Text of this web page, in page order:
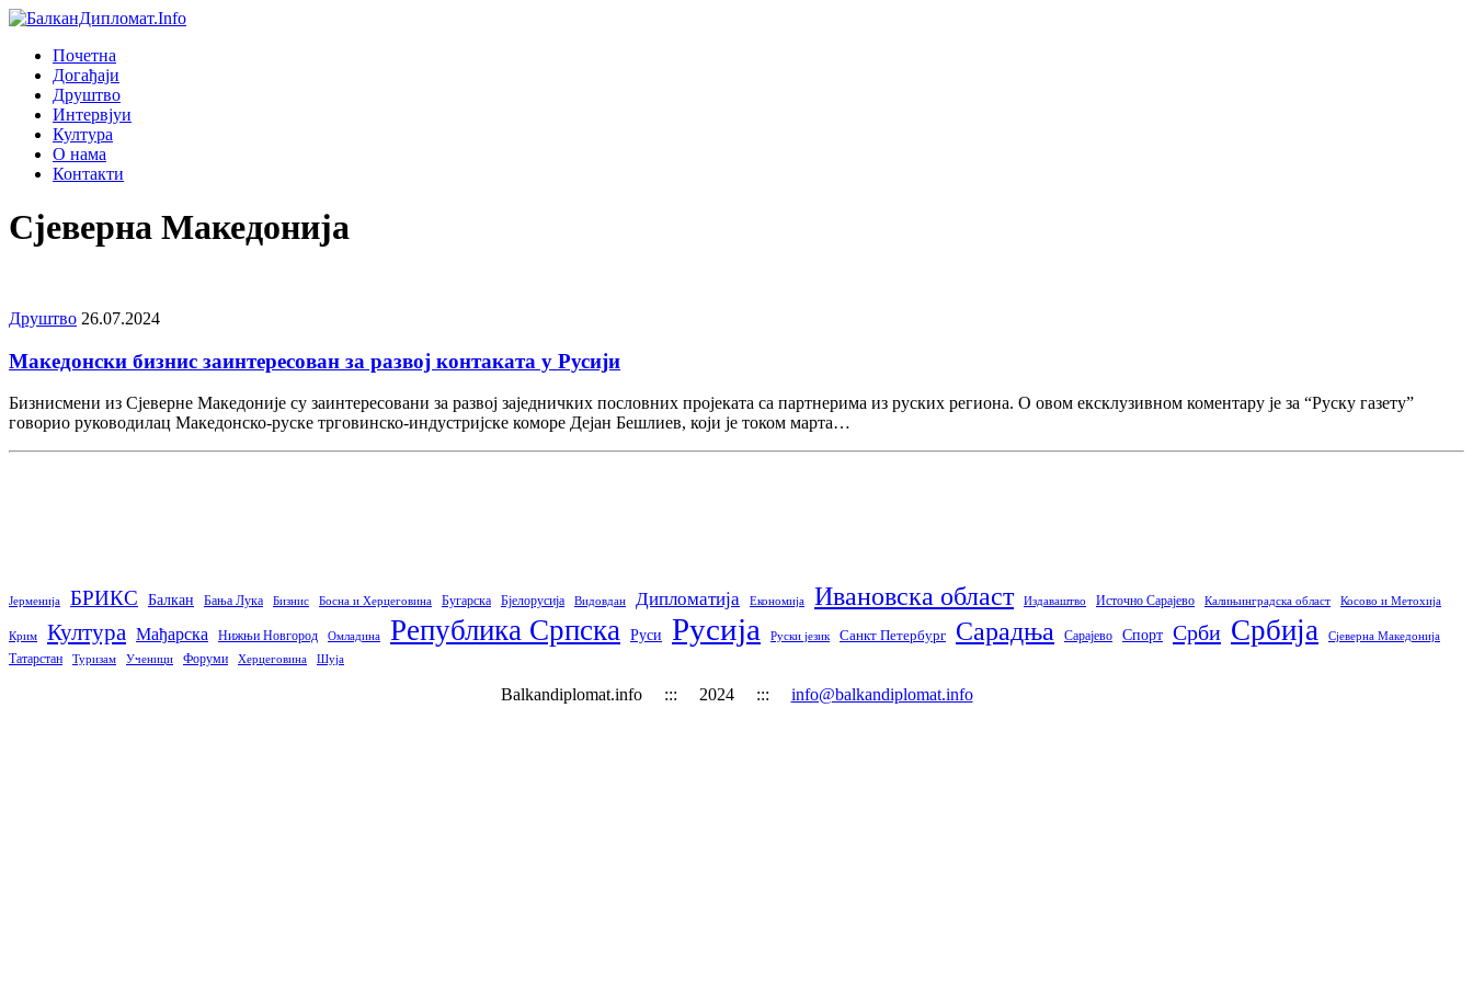
Почетна
Догађаjи
Друштво
Интервjуи
Култура
О нама
Контакти
Сјеверна Македонија
Друштво 26.07.2024
Македонски бизнис заинтересован за развој контаката у Русији
Бизнисмени из Сјеверне Македоније су заинтересовани за развој заједничких пословних пројеката са партнерима из руских региона. О овом ексклузивном коментару је за “Руску газету”
говорио руководилац Македонско-руске трговинско-индустријске коморе Дејан Бешлиев, који је током марта…
Јерменија БРИКС Балкан Бања Лука Бизнис Босна и Херцеговина Бугарска Бјелорусија Видовдан Дипломатија Економија Ивановска област Издаваштво Источно Сарајево Калињинградска област Косово и Метохија
Крим Култура Мађарска Нижњи Новгород Омладина Република Српска Руси Русија Руски језик Санкт Петербург Сарадња Сарајево Спорт Срби Србија Сјеверна Македонија
Татарстан Туризам Ученици Форуми Херцеговина Шуја
Balkandiplomat.info ::: 2024 ::: info@balkandiplomat.info